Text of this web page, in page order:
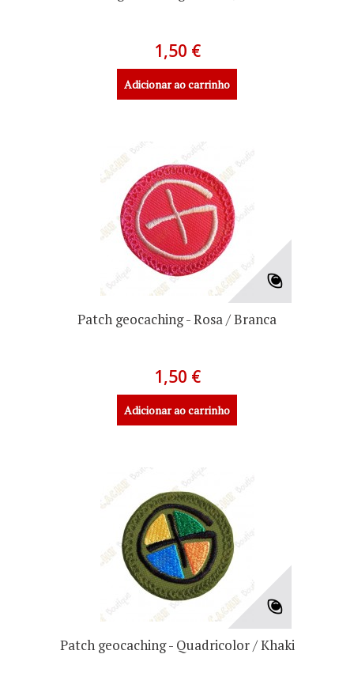
1,50 €
Adicionar ao carrinho
Patch geocaching - Rosa / Branca
1,50 €
Adicionar ao carrinho
Patch geocaching - Quadricolor / Khaki